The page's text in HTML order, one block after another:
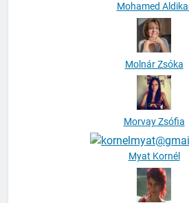
Mohamed
Molnár Zsóka
Morvay Zsófia
Myat Kornél